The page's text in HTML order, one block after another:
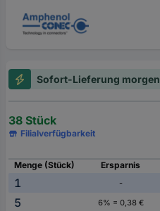
Sofort-Lieferung morgen
38 Stück
Filialverfügbarkeit
Menge (Stück)
Ersparnis
1 -
5
6% = 0,38 €